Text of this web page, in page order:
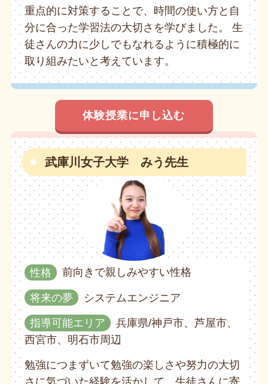
重点的に対策することで、時間の使い方と自
分に合った学習法の大切さを学びました。 生
徒さんの力に少しでもなれるように積極的に
取り組みたいと考えています。
体験授業に申し込む
武庫川女子大学 みう先生
性格 前向きで親しみやすい性格
将来の夢 システムエンジニア
指導可能エリア
兵庫県/神戸市、芦屋市、
西宮市、明石市周辺
勉強につまずいて勉強の楽しさや努力の大切